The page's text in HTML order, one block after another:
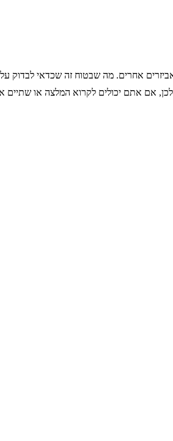
אחרים. מה שבטוח זה שכדאי לבדוק
אם אתם יכולים לקרוא המלצה או